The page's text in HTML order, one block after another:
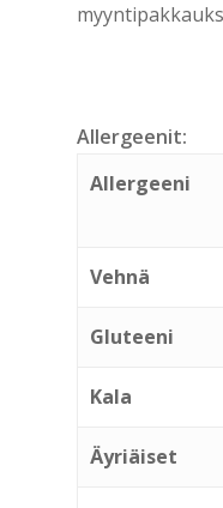
Allergeenit:
Allergeeni
Vehnä
Gluteeni
Kala
Äyriäiset